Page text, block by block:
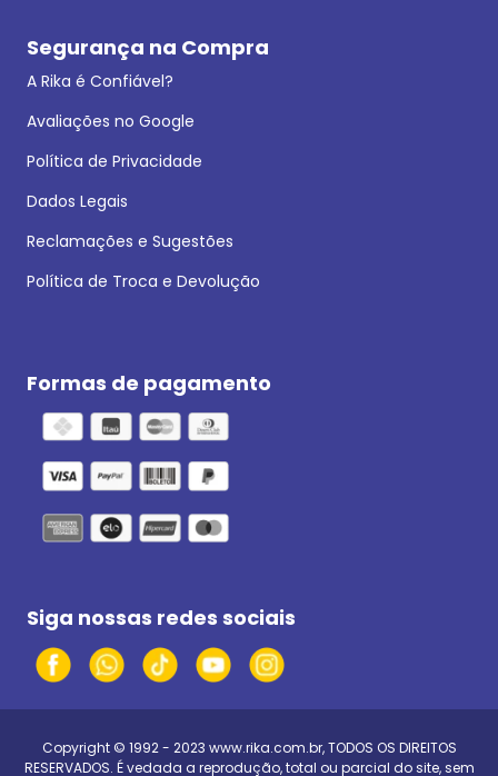
Segurança na Compra
A Rika é Confiável?
Avaliações no Google
Política de Privacidade
Dados Legais
Reclamações e Sugestões
Política de Troca e Devolução
Formas de pagamento
Siga nossas redes sociais
Copyright © 1992 - 2023 www.rika.com.br, TODOS OS DIREITOS
RESERVADOS. É vedada a reprodução, total ou parcial do site, sem